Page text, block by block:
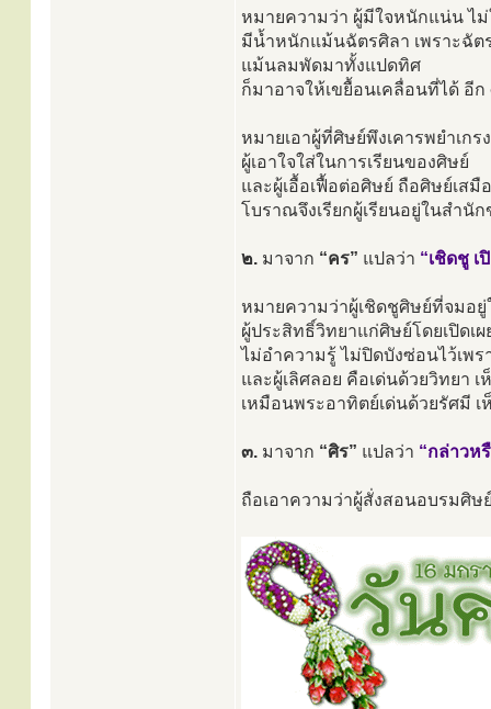
หมายความว่า ผู้มีใจหนักแน่น ไม่
มีน้ำหนักแม้นฉัตรศิลา เพราะฉัต
แม้นลมพัดมาทั้งแปดทิศ
ก็มาอาจให้เขยื้อนเคลื่อนที่ได้ อีก
หมายเอาผู้ที่ศิษย์พึงเคารพยำเกรง
ผู้เอาใจใส่ในการเรียนของศิษย์
และผู้เอื้อเฟื้อต่อศิษย์ ถือศิษย์เส
โบราณจึงเรียกผู้เรียนอยู่ในสำนั
๒. มาจาก “คร” แปลว่า “เชิดชู เ
หมายความว่าผู้เชิดชูศิษย์ที่จมอ
ผู้ประสิทธิ์วิทยาแก่ศิษย์โดยเปิดเผ
ไม่อำความรู้ ไม่ปิดบังซ่อนไว้เพร
และผู้เลิศลอย คือเด่นด้วยวิทยา
เหมือนพระอาทิตย์เด่นด้วยรัศมี
๓. มาจาก “ศิร” แปลว่า “กล่าวห
ถือเอาความว่าผู้สั่งสอนอบรมศิษ